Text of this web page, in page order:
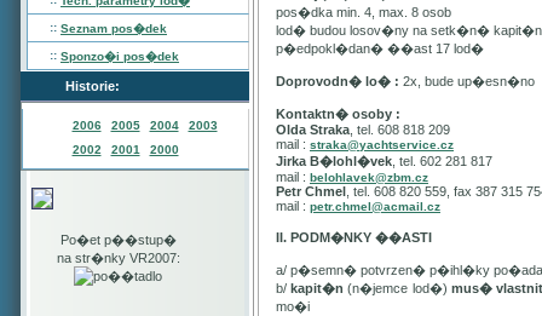
:: Seznam pos�dek
:: Sponzo�i pos�dek
Historie:
2006 2005 2004
2003
2002
2001 2000
Po�et p��stup�
na str�nky VR2007:
pos�dka min. 4, max. 8 osob
lod� budou losov�ny na setk�n�
p�edpokl�dan� ��ast 17 lod�
Doprovodn� lo� : 2x, bude up�esn�no
Kontaktn� osoby :
Olda Straka , tel. 608 818 209
mail : straka@yachtservice.cz
Jirka B�lohl�vek , tel. 602 281 817
mail : belohlavek@zbm.cz
Petr Chmel , tel. 608 820 559, fax 387 315
mail : petr.chmel@acmail.cz
II. PODM�NKY ��ASTI
a/ p�semn� potvrzen� p�ihl�ky
b/kapit�n(n�jemce lod�) mus�
mo�i